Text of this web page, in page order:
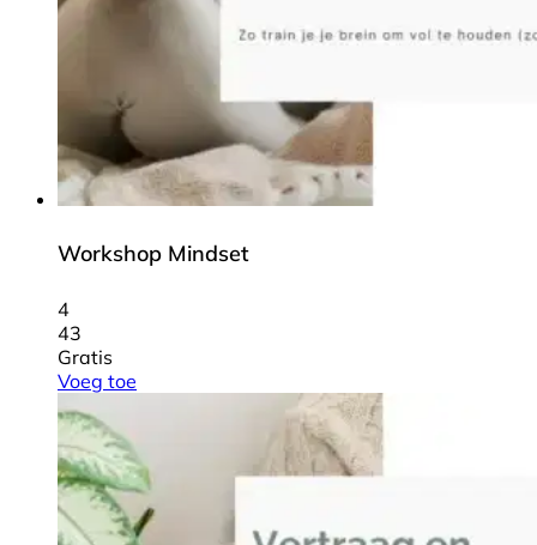
Workshop Mindset
4
43
Gratis
Voeg toe